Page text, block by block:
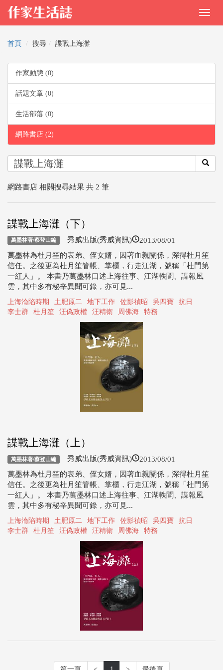
首頁 搜尋 諜戰上海灘
作家動態 (0)
話題文章 (0)
生活部落 (0)
網路書店 (2)
網路書店 相關搜尋結果 共 2 筆
諜戰上海灘（下）
萬墨林著/蔡登山編 秀威出版(秀威資訊) 2013/08/01
萬墨林為杜月笙的表弟、侄女婿，因著血親關係，深得杜月笙
信任。之後更為杜月笙管帳、掌櫃，行走江湖，號稱「杜門第
一紅人」。 本書乃萬墨林口述上海往事、江湖軼聞、諜報風
雲，其中多有秘辛異聞可錄，亦可見...
上海淪陷時期 土肥原二 地下工作 佐影禎昭 吳四寶
抗日
李士群
杜月笙 汪偽政權 汪精衛 周佛海 特務
諜戰上海灘（上）
萬墨林著/蔡登山編 秀威出版(秀威資訊) 2013/08/01
萬墨林為杜月笙的表弟、侄女婿，因著血親關係，深得杜月笙
信任。之後更為杜月笙管帳、掌櫃，行走江湖，號稱「杜門第
一紅人」。 本書乃萬墨林口述上海往事、江湖軼聞、諜報風
雲，其中多有秘辛異聞可錄，亦可見...
上海淪陷時期 土肥原二 地下工作 佐影禎昭 吳四寶
抗日
李士群
杜月笙 汪偽政權 汪精衛 周佛海 特務